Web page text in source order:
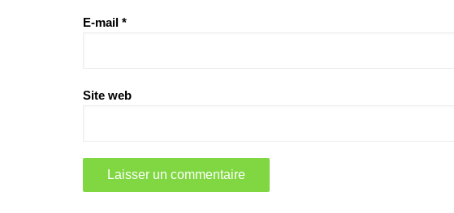
E-mail *
Site web